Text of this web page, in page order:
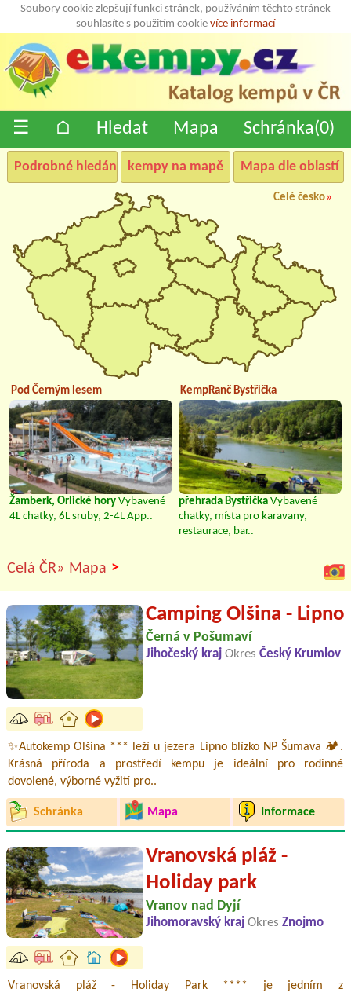
Soubory cookie zlepšují funkci stránek, používáním těchto stránek
souhlasíte s použitím cookie více informací
☰ ⌂ Hledat Mapa Schránka(0)
Podrobné hledání kempy na mapě Mapa dle oblastí
Celé česko»
Pod Černým lesem
Žamberk, Orlické hory Vybavené
4L chatky, 6L sruby, 2-4L App..
KempRanč Bystřička
přehrada Bystřička Vybavené
chatky, místa pro karavany,
restaurace, bar..
Celá ČR» Mapa >
Camping Olšina - Lipno
Černá v Pošumaví
Jihočeský kraj Okres Český Krumlov
✨Autokemp Olšina *** leží u jezera Lipno blízko NP Šumava 🏕️.
Krásná příroda a prostředí kempu je ideální pro rodinné
dovolené, výborné vyžití pro..
Schránka Mapa Informace
Vranovská pláž -
Holiday park
Vranov nad Dyjí
Jihomoravský kraj Okres Znojmo
Vranovská pláž - Holiday Park **** je jedním z